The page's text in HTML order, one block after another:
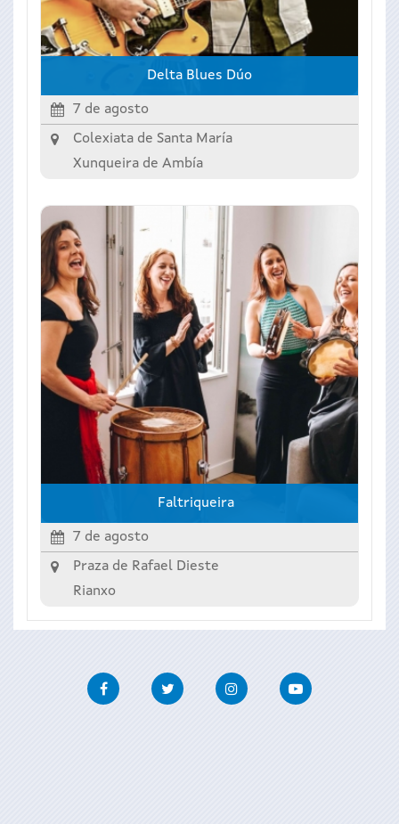
Delta Blues Dúo
7 de agosto
Colexiata de Santa María
Xunqueira de Ambía
Faltriqueira
7 de agosto
Praza de Rafael Dieste
Rianxo
FacebookTwitter InstagramYoutube